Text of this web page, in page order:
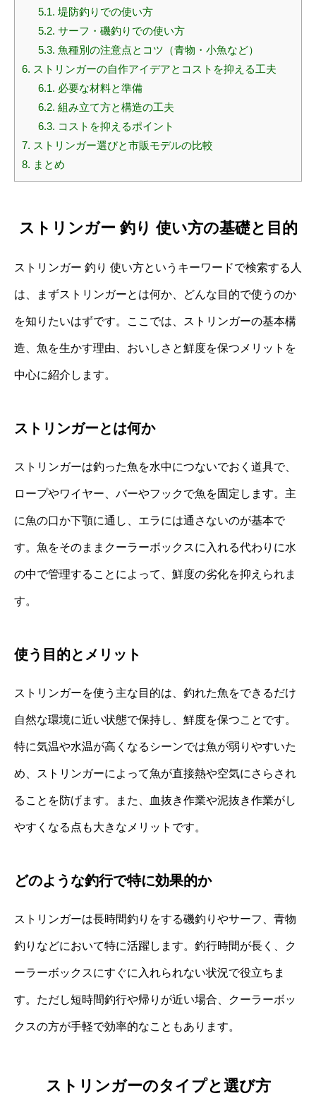
5.1. 堤防釣りでの使い方
5.2. サーフ・磯釣りでの使い方
5.3. 魚種別の注意点とコツ（青物・小魚など）
6. ストリンガーの自作アイデアとコストを抑える工夫
6.1. 必要な材料と準備
6.2. 組み立て方と構造の工夫
6.3. コストを抑えるポイント
7. ストリンガー選びと市販モデルの比較
8. まとめ
ストリンガー 釣り 使い方の基礎と目的
ストリンガー 釣り 使い方というキーワードで検索する人
は、まずストリンガーとは何か、どんな目的で使うのか
を知りたいはずです。ここでは、ストリンガーの基本構
造、魚を生かす理由、おいしさと鮮度を保つメリットを
中心に紹介します。
ストリンガーとは何か
ストリンガーは釣った魚を水中につないでおく道具で、
ロープやワイヤー、バーやフックで魚を固定します。主
に魚の口か下顎に通し、エラには通さないのが基本で
す。魚をそのままクーラーボックスに入れる代わりに水
の中で管理することによって、鮮度の劣化を抑えられま
す。
使う目的とメリット
ストリンガーを使う主な目的は、釣れた魚をできるだけ
自然な環境に近い状態で保持し、鮮度を保つことです。
特に気温や水温が高くなるシーンでは魚が弱りやすいた
め、ストリンガーによって魚が直接熱や空気にさらされ
ることを防げます。また、血抜き作業や泥抜き作業がし
やすくなる点も大きなメリットです。
どのような釣行で特に効果的か
ストリンガーは長時間釣りをする磯釣りやサーフ、青物
釣りなどにおいて特に活躍します。釣行時間が長く、ク
ーラーボックスにすぐに入れられない状況で役立ちま
す。ただし短時間釣行や帰りが近い場合、クーラーボッ
クスの方が手軽で効率的なこともあります。
ストリンガーのタイプと選び方